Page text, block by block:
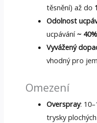
těsnění) až do
Odolnost
ucpávání ~
Vyvážený
vhodný pro
Omezení
Overspray:
trysky